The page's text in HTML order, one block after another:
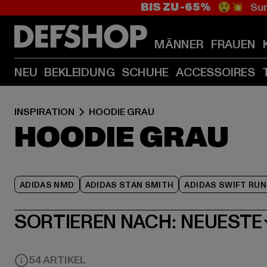
BIS ZU -65% 😲💥
MÄNNER FRAUEN
NEU BEKLEIDUNG SCHUHE ACCESSOIRES
INSPIRATION HOODIE GRAU
HOODIE GRAU
ADIDAS NMD ADIDAS STAN SMITH ADIDAS SWIFT RUN
SORTIEREN NACH: NEUESTE
54 ARTIKEL